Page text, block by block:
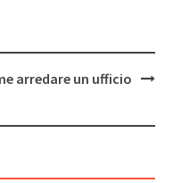
arredare un ufficio